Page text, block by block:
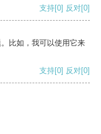
支持[0] 反对[0]
比如，我可以使用它来
支持[0] 反对[0]